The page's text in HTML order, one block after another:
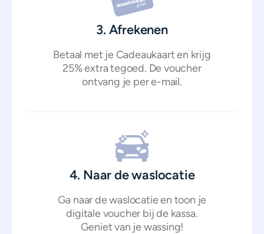
3. Afrekenen
Betaal met je Cadeaukaart en krijg
25% extra tegoed. De voucher
ontvang je per e-mail.
4. Naar de waslocatie
Ga naar de waslocatie en toon je
digitale voucher bij de kassa.
Geniet van je wassing!